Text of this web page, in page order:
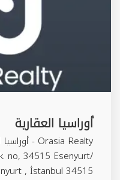
أوراسيا العقارية
no, 34515 Esenyurt/
, İstanbul 34515